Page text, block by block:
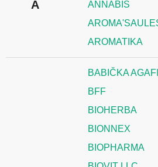
A
ANNABIS
AROMATIKA
BABIČKA
BFF
BIOHERBA
BIONNEX
BIOPHARMA